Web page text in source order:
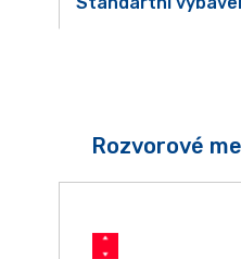
Rozvorové